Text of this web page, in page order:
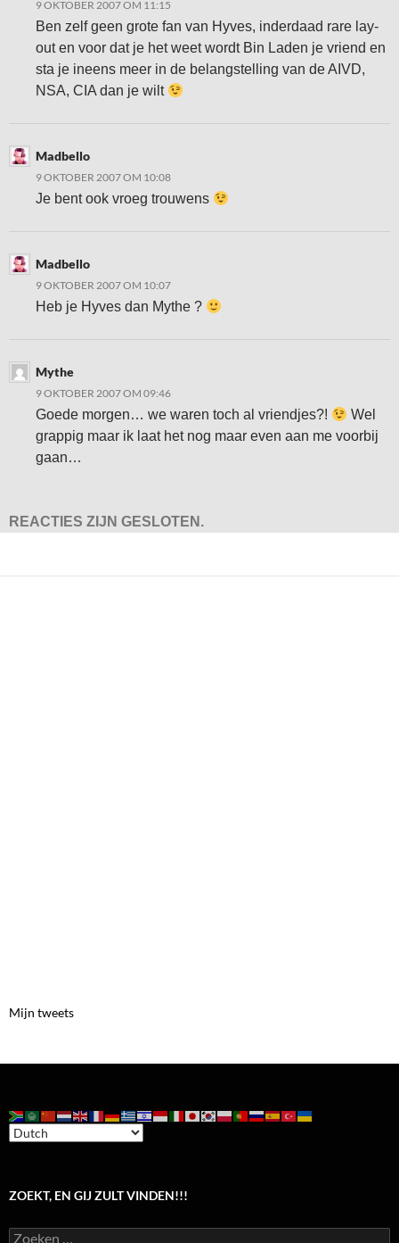
9 OKTOBER 2007 OM 11:15
Ben zelf geen grote fan van Hyves, inderdaad rare lay-
out en voor dat je het weet wordt Bin Laden je vriend en
sta je ineens meer in de belangstelling van de AIVD,
NSA, CIA dan je wilt
Madbello
9 OKTOBER 2007 OM 10:08
Je bent ook vroeg trouwens
Madbello
9 OKTOBER 2007 OM 10:07
Heb je Hyves dan Mythe ?
Mythe
9 OKTOBER 2007 OM 09:46
Goede morgen… we waren toch al vriendjes?!
Wel
grappig maar ik laat het nog maar even aan me voorbij
gaan…
REACTIES ZIJN GESLOTEN.
Mijn tweets
ZOEKT, EN GIJ ZULT VINDEN!!!
Zoeken